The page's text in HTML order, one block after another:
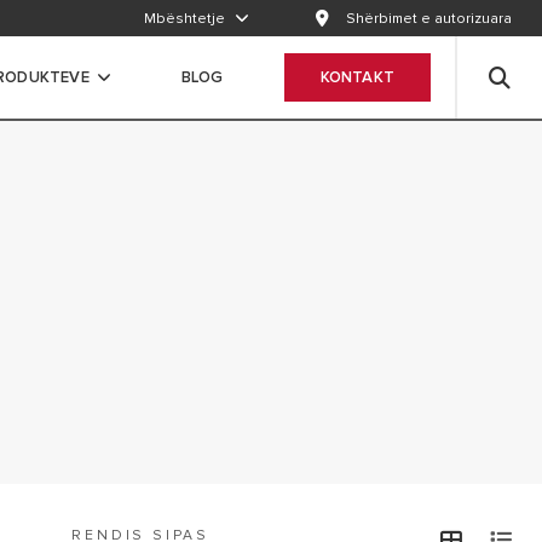
Mbështetje Shërbimet e autorizuara
BLOG KONTAKT
RENDIS SIPAS